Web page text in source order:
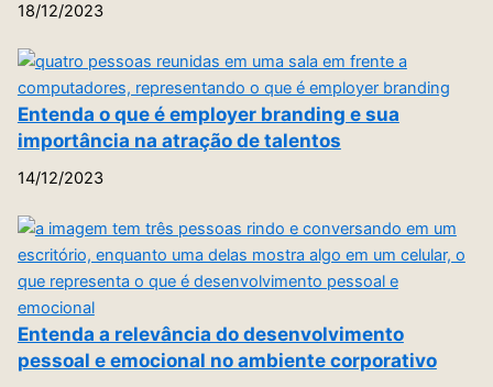
18/12/2023
Entenda o que é employer branding e sua
importância na atração de talentos
14/12/2023
Entenda a relevância do desenvolvimento
pessoal e emocional no ambiente corporativo